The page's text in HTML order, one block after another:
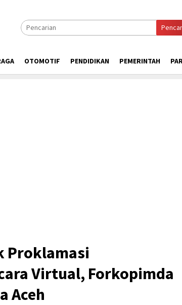
OTOMOTIF PENDIDIKAN PEMERINTAH
Proklamasi
Virtual, Forkopimda
Aceh